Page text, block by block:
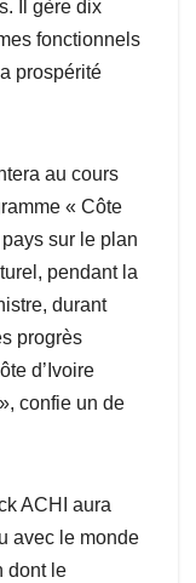
Il gère dix
fonctionnels
prospérité
au cours
« Côte
sur le plan
pendant la
durant
progrès
d’Ivoire
confie un de
ACHI aura
avec le monde
dont le